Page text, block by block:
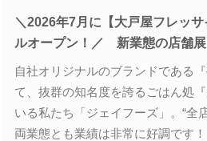
＼2026年7月に【大戸屋フレッ
ルオープン！／ 新業態の店舗
自社オリジナルのブランドである
て、抜群の知名度を誇るごはん処
いる私たち「ジェイフーズ」。“全
両業態とも業績は非常に好調です！